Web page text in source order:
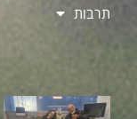
תרבות